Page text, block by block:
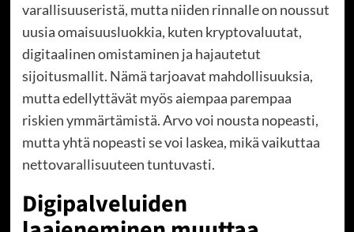
varallisuuseristä, mutta niiden rinnalle on noussut
uusia omaisuusluokkia, kuten kryptovaluutat,
digitaalinen omistaminen ja hajautetut
sijoitusmallit. Nämä tarjoavat mahdollisuuksia,
mutta edellyttävät myös aiempaa parempaa
riskien ymmärtämistä. Arvo voi nousta nopeasti,
mutta yhtä nopeasti se voi laskea, mikä vaikuttaa
nettovarallisuuteen tuntuvasti.
Digipalveluiden